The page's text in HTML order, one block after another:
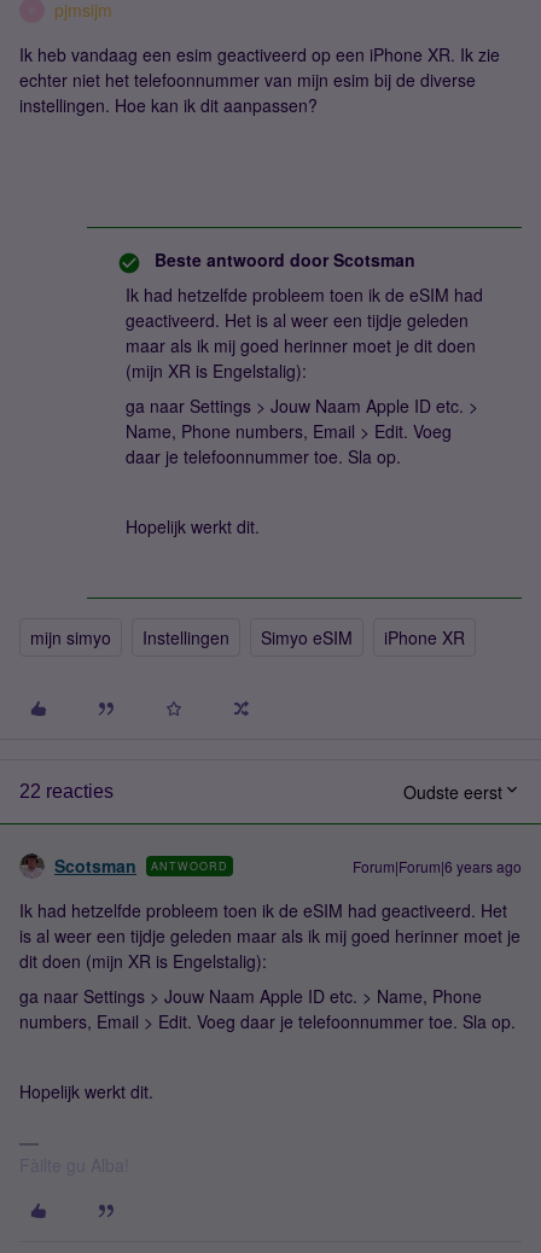
pjmsijm
Ik heb vandaag een esim geactiveerd op een iPhone XR. Ik zie
echter niet het telefoonnummer van mijn esim bij de diverse
instellingen. Hoe kan ik dit aanpassen?
Beste antwoord door Scotsman
Ik had hetzelfde probleem toen ik de eSIM had
geactiveerd. Het is al weer een tijdje geleden
maar als ik mij goed herinner moet je dit doen
(mijn XR is Engelstalig):
ga naar Settings > Jouw Naam Apple ID etc. >
Name, Phone numbers, Email > Edit. Voeg
daar je telefoonnummer toe. Sla op.
Hopelijk werkt dit.
mijn simyo Instellingen Simyo eSIM iPhone XR
22 reacties Oudste eerst
Scotsman ANTWOORD Forum|Forum|6 years ago
Ik had hetzelfde probleem toen ik de eSIM had geactiveerd. Het
is al weer een tijdje geleden maar als ik mij goed herinner moet je
dit doen (mijn XR is Engelstalig):
ga naar Settings > Jouw Naam Apple ID etc. > Name, Phone
numbers, Email > Edit. Voeg daar je telefoonnummer toe. Sla op.
Hopelijk werkt dit.